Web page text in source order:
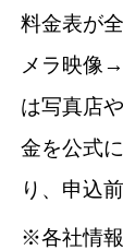
料金表が
メラ映像
は写真店
金を公式
り、申込
※各社情